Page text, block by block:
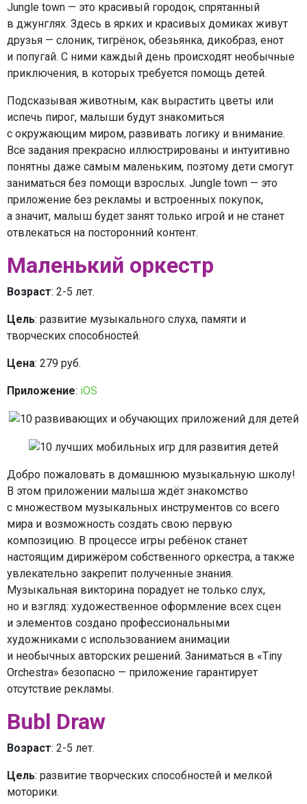
Jungle town — это красивый городок, спрятанный
в джунглях. Здесь в ярких и красивых домиках живут
друзья — слоник, тигрёнок, обезьянка, дикобраз, енот
и попугай. С ними каждый день происходят необычные
приключения, в которых требуется помощь детей.
Подсказывая животным, как вырастить цветы или
испечь пирог, малыши будут знакомиться
с окружающим миром, развивать логику и внимание.
Все задания прекрасно иллюстрированы и интуитивно
понятны даже самым маленьким, поэтому дети смогут
заниматься без помощи взрослых. Jungle town — это
приложение без рекламы и встроенных покупок,
а значит, малыш будет занят только игрой и не станет
отвлекаться на посторонний контент.
Маленький оркестр
Возраст: 2-5 лет.
Цель: развитие музыкального слуха, памяти и
творческих способностей.
Цена: 279 руб.
Приложение: iOS
Добро пожаловать в домашнюю музыкальную школу!
В этом приложении малыша ждёт знакомство
с множеством музыкальных инструментов со всего
мира и возможность создать свою первую
композицию. В процессе игры ребёнок станет
настоящим дирижёром собственного оркестра, а также
увлекательно закрепит полученные знания.
Музыкальная викторина порадует не только слух,
но и взгляд: художественное оформление всех сцен
и элементов создано профессиональными
художниками с использованием анимации
и необычных авторских решений. Заниматься в «Tiny
Orchestra» безопасно — приложение гарантирует
отсутствие рекламы.
Bubl Draw
Возраст: 2-5 лет.
Цель: развитие творческих способностей и мелкой
моторики.